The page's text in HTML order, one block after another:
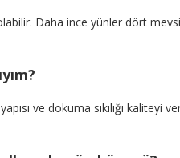
Daha ince yünler dört
ve dokuma sıkılığı